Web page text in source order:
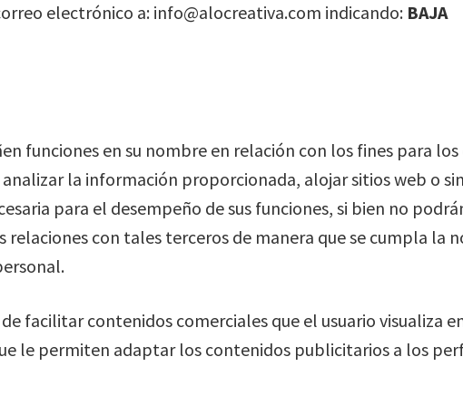
electrónico a: info@alocreativa.com indicando: BAJA
funciones en su nombre en relación con los fines para los
la información proporcionada, alojar sitios web o
para el desempeño de sus funciones, si bien no
con tales terceros de manera que se cumpla la
facilitar contenidos comerciales que el usuario visualiza
le permiten adaptar los contenidos publicitarios a los